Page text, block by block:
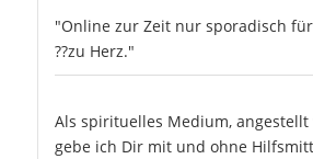
"Online zur Zeit nur sporadisch
??zu Herz."
Als spirituelles Medium, angestellt
gebe ich Dir mit und ohne